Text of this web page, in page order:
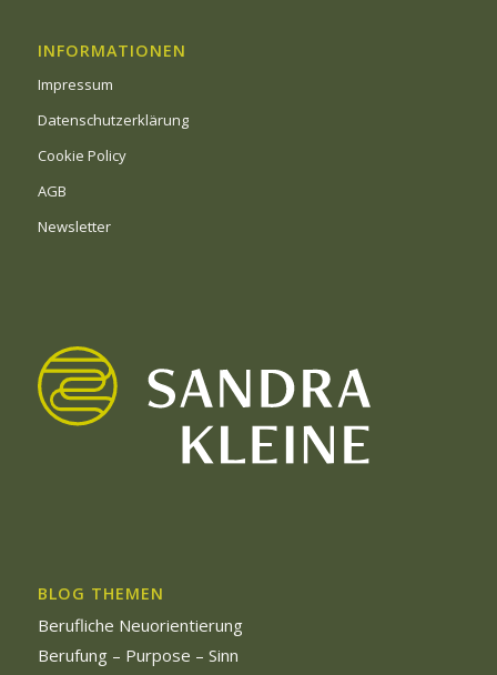
INFORMATIONEN
Impressum
Datenschutzerklärung
Cookie Policy
AGB
Newsletter
BLOG THEMEN
Berufliche Neuorientierung
Berufung – Purpose – Sinn